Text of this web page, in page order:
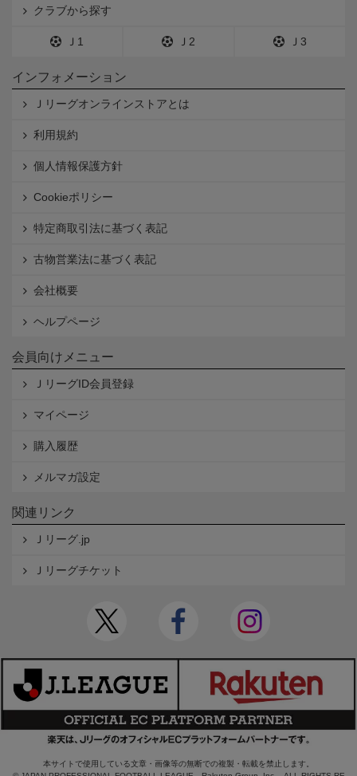
クラブから探す
Ｊ1 Ｊ2 Ｊ3
インフォメーション
Ｊリーグオンラインストアとは
利用規約
個人情報保護方針
Cookieポリシー
特定商取引法に基づく表記
古物営業法に基づく表記
会社概要
ヘルプページ
会員向けメニュー
ＪリーグID会員登録
マイページ
購入履歴
メルマガ設定
関連リンク
Ｊリーグ.jp
Ｊリーグチケット
本サイトで使用している文章・画像等の無断での複製・転載を禁止します。